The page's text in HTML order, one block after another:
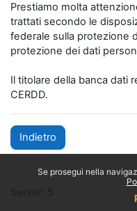
Se prosegui nella
Prestiamo molta
trattati secondo le
federale sulla protezione
protezione dei dati
Il titolare della banca dati
CERDD.
Indietro